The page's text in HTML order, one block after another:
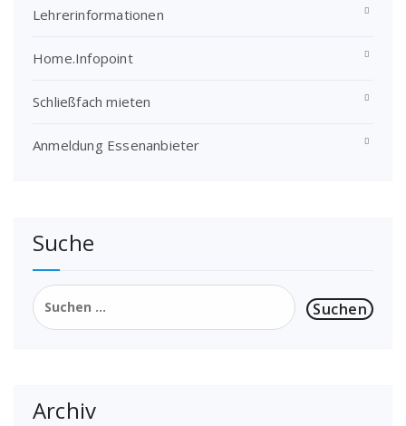
Lehrerinformationen
Home.Infopoint
Schließfach mieten
Anmeldung Essenanbieter
Suche
Suchen
nach:
Archiv